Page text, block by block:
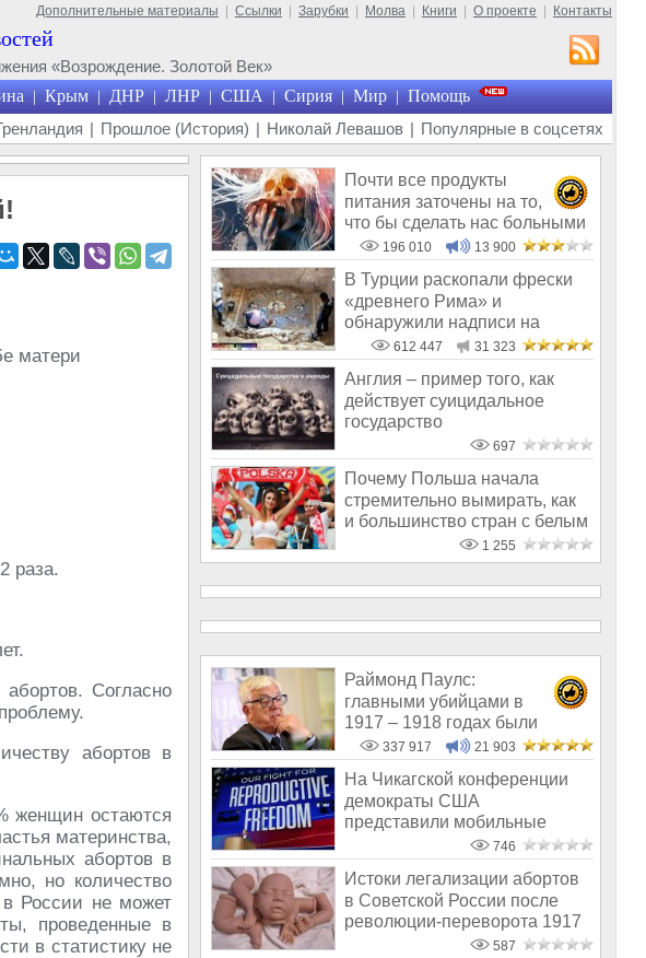
Дополнительные материалы Ссылки Зарубки Молва Книги О проекте Контакты
«Возрождение. Золотой Век»
| Крым | ДНР | ЛНР | США | Сирия | Мир | Помощь
| Прошлое (История) | Николай Левашов | Популярные в соцсетях
матери
раза.
Согласно
абортов в
женщин остаются
материнства,
абортов в
но количество
в России не может
проведенные в
в статистику не
Почти все продукты
питания заточены на то,
что бы сделать нас больными
и бесплодным
196 010 13 900
В Турции раскопали фрески
«древнего Рима» и
обнаружили надписи на
Русском!612 447 31 323
Англия – пример того, как
действует суицидальное
государство
697
Почему Польша начала
стремительно вымирать, как
и большинство стран с белым
1 255
Раймонд Паулс:
главными убийцами в
1917 – 1918 годах были
латыши и евреи, а не русс
337 917 21 903
На Чикагской конференции
демократы США
представили мобильные
абортарии для черни
746
Истоки легализации абортов
в Советской России после
революции-переворота 1917
587